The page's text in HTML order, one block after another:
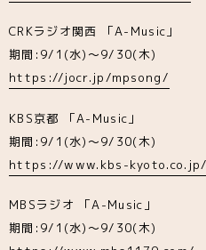
CRKラジオ関西 「A-Music」
期間:9/1(水)～9/30(木)
https://jocr.jp/mpsong/
KBS京都 「A-Music」
期間:9/1(水)～9/30(木)
https://www.kbs-kyoto.co.jp/
MBSラジオ 「A-Music」
期間:9/1(水)～9/30(木)